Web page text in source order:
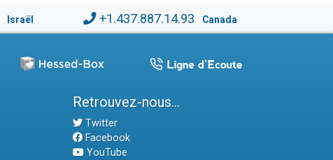
Israël +1.437.887.14.93 Canada
Retrouvez-nous...
Twitter
Facebook
YouTube